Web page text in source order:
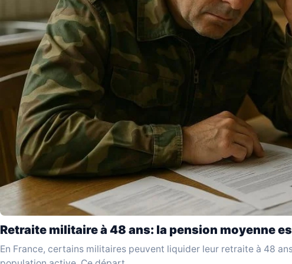
Retraite militaire à 48 ans: la pension moyenne
En France, certains militaires peuvent liquider leur retraite à 48